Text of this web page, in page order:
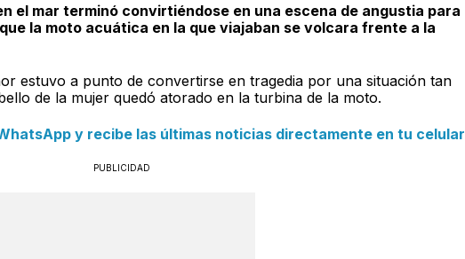
el mar terminó convirtiéndose en una escena de angustia para
la moto acuática en la que viajaban se volcara frente a la
estuvo a punto de convertirse en tragedia por una situación tan
de la mujer quedó atorado en la turbina de la moto.
y recibe las últimas noticias directamente en tu celular
PUBLICIDAD